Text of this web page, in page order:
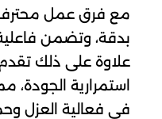
مع فرق عمل محترفة
بدقة، وتضمن
علاوة على ذلك
استمرارية الجودة،
في فعالية العزل